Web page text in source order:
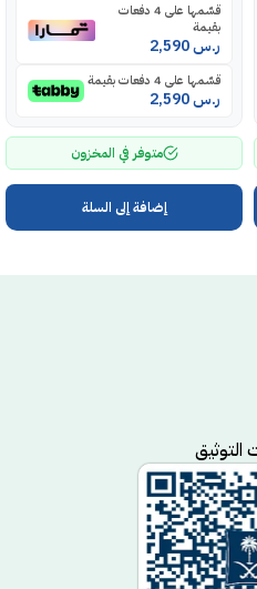
قسّمها على 4 دفعات
بقيمة
ر.س
قسّمها على 4 دفعات بقيمة
ر.س
متوفر في المخزون
إضافة إلى السلة
التوثيق